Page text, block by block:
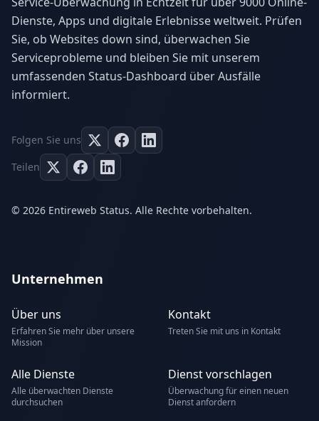
Dienste, Apps und digitale Erlebnisse weltweit. Prüfen
Sie, ob Websites down sind, überwachen Sie
Serviceprobleme und bleiben Sie mit unserem
umfassenden Status-Dashboard über Ausfälle
informiert.
Folgen Sie uns
Teilen
© 2026 Entireweb Status. Alle Rechte vorbehalten.
Unternehmen
Über uns
Erfahren Sie mehr über unsere
Mission
Kontakt
Treten Sie mit uns in Kontakt
Alle Dienste
Alle überwachten Dienste
durchsuchen
Dienst vorschlagen
Überwachung für einen neuen
Dienst anfordern